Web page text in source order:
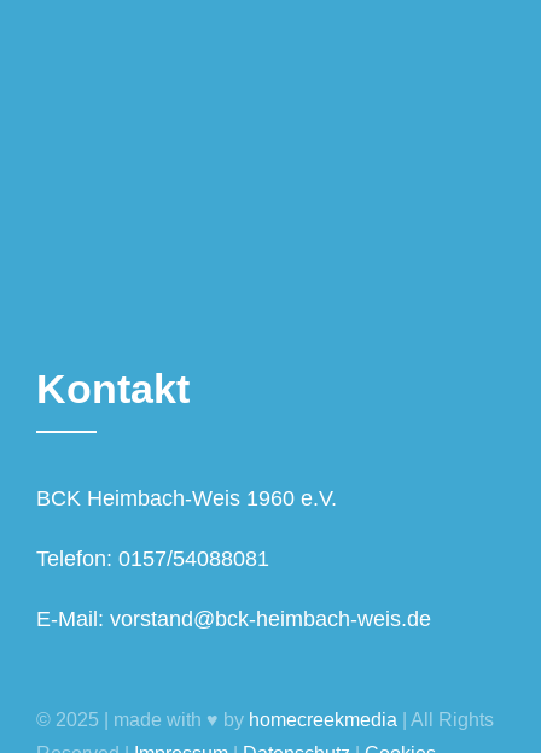
Kontakt
BCK Heimbach-Weis 1960 e.V.
Telefon: 0157/54088081
E-Mail: vorstand@bck-heimbach-weis.de
© 2025 | made with ♥ by homecreekmedia | All Rights